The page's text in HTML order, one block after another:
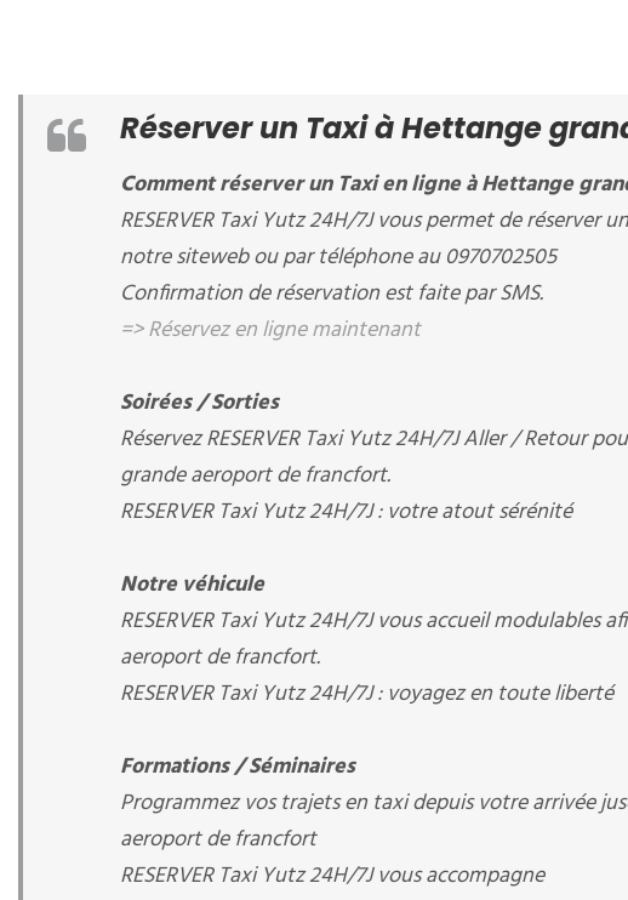
Réserver un Taxi à Hettange
Comment réserver un Taxi en ligne à Hettange
RESERVER Taxi Yutz 24H/7J vous permet de
notre siteweb ou par téléphone au 0970702505
Confirmation de réservation est faite par SMS.
=> Réservez en ligne maintenant
Soirées / Sorties
Réservez RESERVER Taxi Yutz 24H/7J Aller / Retour
grande aeroport de francfort.
RESERVER Taxi Yutz 24H/7J : votre atout sérénité
Notre véhicule
RESERVER Taxi Yutz 24H/7J vous accueil
aeroport de francfort.
RESERVER Taxi Yutz 24H/7J : voyagez en toute liberté
Formations / Séminaires
Programmez vos trajets en taxi depuis votre arrivée
aeroport de francfort
RESERVER Taxi Yutz 24H/7J vous accompagne